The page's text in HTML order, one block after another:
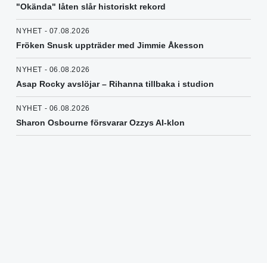
"Okända" låten slår historiskt rekord
NYHET - 07.08.2026
Fröken Snusk uppträder med Jimmie Åkesson
NYHET - 06.08.2026
Asap Rocky avslöjar – Rihanna tillbaka i studion
NYHET - 06.08.2026
Sharon Osbourne försvarar Ozzys AI-klon